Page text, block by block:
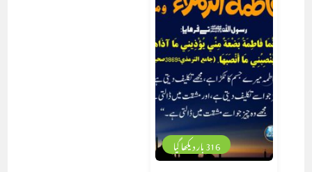
316 بار دیکھا گیا